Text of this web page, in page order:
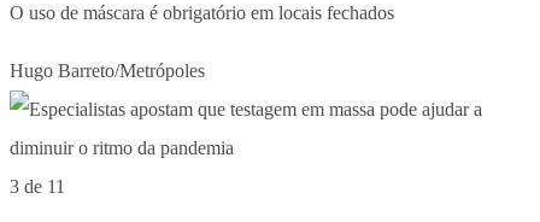
O uso de máscara é obrigatório em locais fechados
Hugo Barreto/Metrópoles
3 de 11